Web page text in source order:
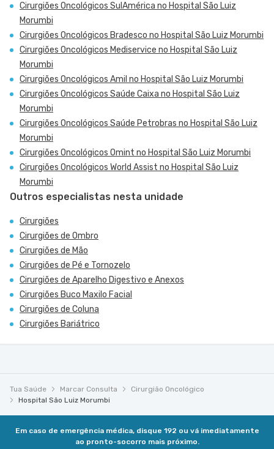
Cirurgiões Oncológicos SulAmérica no Hospital São Luiz
Morumbi
Cirurgiões Oncológicos Bradesco no Hospital São Luiz Morumbi
Cirurgiões Oncológicos Mediservice no Hospital São Luiz
Morumbi
Cirurgiões Oncológicos Amil no Hospital São Luiz Morumbi
Cirurgiões Oncológicos Saúde Caixa no Hospital São Luiz
Morumbi
Cirurgiões Oncológicos Saúde Petrobras no Hospital São Luiz
Morumbi
Cirurgiões Oncológicos Omint no Hospital São Luiz Morumbi
Cirurgiões Oncológicos World Assist no Hospital São Luiz
Morumbi
Outros especialistas nesta unidade
Cirurgiões
Cirurgiões de Ombro
Cirurgiões de Mão
Cirurgiões de Pé e Tornozelo
Cirurgiões de Aparelho Digestivo e Anexos
Cirurgiões Buco Maxilo Facial
Cirurgiões de Coluna
Cirurgiões Bariátrico
Tua Saúde Marcar Consulta
Cirurgião Oncológico
Hospital São Luiz Morumbi
Em caso de emergência médica, disque 192 ou vá imediatamente
ao pronto-socorro mais próximo.